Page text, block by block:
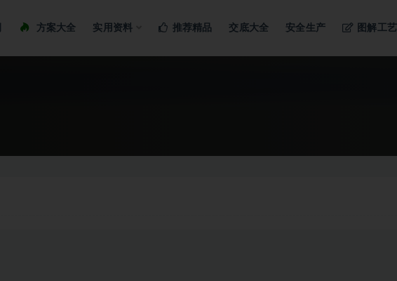
Loading…
方案大全 实用资料 推荐精品 交底大全 安全生产 图解工艺